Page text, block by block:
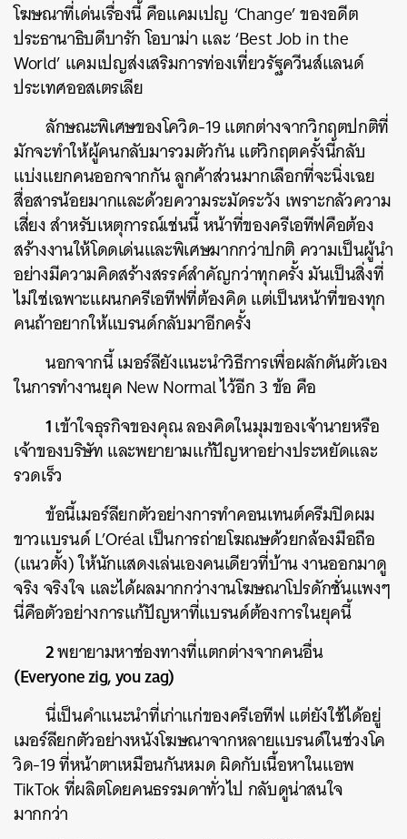
โฆษณาที่เด่นเรื่องนี้คือแคมเปญ ‘Change’ของอดีต
ประธานาธิบดีบารักโอบาม่าและ‘Best Job in the
World’ แคมเปญส่งเสริมการท่องเที่ยวรัฐควีนส์แลนด์
ประเทศออสเตรเลีย
ลักษณะพิเศษของโควิด-19แตกต่างจากวิกฤตปกติที่
มักจะทำให้ผู้คนกลับมารวมตัวกันแต่วิกฤตครั้งนี้กลับ
แบ่งแยกคนออกจากกันลูกค้าส่วนมากเลือกที่จะนิ่งเฉย
สื่อสารน้อยมากและด้วยความระมัดระวัง เพราะกลัวความ
เสี่ยงสำหรับเหตุการณ์เช่นนี้หน้าที่ของครีเอทีฟคือต้อง
สร้างงานให้โดดเด่นและพิเศษมากกว่าปกติ ความเป็นผู้นำ
อย่างมีความคิดสร้างสรรค์สำคัญกว่าทุกครั้งมันเป็นสิ่งที่
ไม่ใช่เฉพาะแผนกครีเอทีฟที่ต้องคิดแต่เป็นหน้าที่ของทุก
คนถ้าอยากให้แบรนด์กลับมาอีกครั้ง
นอกจากนี้เมอร์ลียังแนะนำวิธีการเพื่อผลักดันตัวเอง
ในการทำงานยุคNew Normalไว้อีก3ข้อ คือ
1เข้าใจธุรกิจของคุณลองคิดในมุมของเจ้านายหรือ
เจ้าของบริษัทและพยายามแก้ปัญหาอย่างประหยัดและ
รวดเร็ว
ข้อนี้เมอร์ลียกตัวอย่างการทำคอนเทนต์ครีมปิดผม
ขาวแบรนด์L’Oréalเป็นการถ่ายโฆณษด้วยกล้องมือถือ
(แนวตั้ง)ให้นักแสดงเล่นเองคนเดียวที่บ้านงานออกมาดู
จริงจริงใจ และได้ผลมากกว่างานโฆษณาโปรดักชั่นแพงๆ
นี่คือตัวอย่างการแก้ปัญหาที่แบรนด์ต้องการในยุคนี้
2พยายามหาช่องทางที่แตกต่างจากคนอื่น
(Everyone zig, you zag)
นี่เป็นคำแนะนำที่เก่าแก่ของครีเอทีฟแต่ยังใช้ได้อยู่
เมอร์ลียกตัวอย่างหนังโฆษณาจากหลายแบรนด์ในช่วงโค
วิด-19ที่หน้าตาเหมือนกันหมดผิดกับเนื้อหาในแอพ
TikTokที่ผลิตโดยคนธรรมดาทั่วไป กลับดูน่าสนใจ
มากกว่า
SHARE TWEET LINE EMAIL